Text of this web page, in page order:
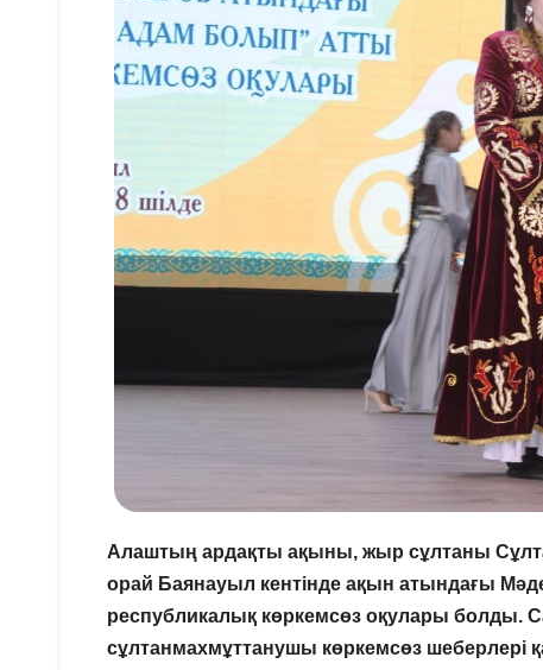
Алаштың ардақты ақыны, жыр сұлтаны
орай Баянауыл кентінде ақын атындағы
республикалық көркемсөз оқулары болды.
сұлтанмахмұттанушы көркемсөз шеберлері